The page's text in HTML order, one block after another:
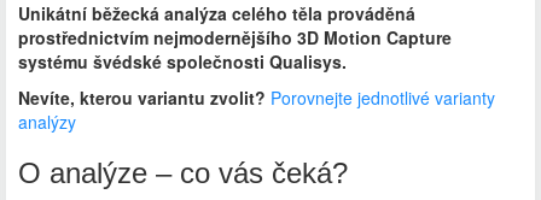
Unikátní běžecká analýza celého těla prováděná
prostřednictvím nejmodernějšího 3D Motion Capture
systému švédské společnosti Qualisys.
Nevíte, kterou variantu zvolit? Porovnejte jednotlivé varianty
analýzy
O analýze – co vás čeká?